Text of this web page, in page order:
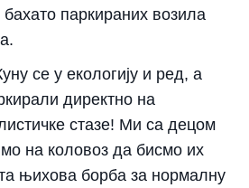
паркираних возила
се у екологију и ред, а
директно на
стазе! Ми са децом
на коловоз да бисмо их
њихова борба за нормалну